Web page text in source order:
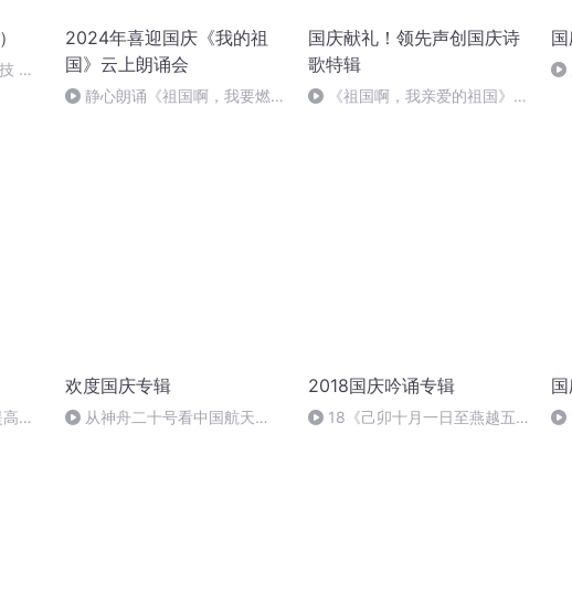
二
2024年喜迎国庆《我的祖
国》云上朗诵会
静心朗诵《祖国啊，我要燃
国庆献礼！领先声创国庆诗
歌特辑
《祖国啊，我亲爱的祖国》温
班
欢度国庆专辑
从神舟二十号看中国航天
2018国庆吟诵专辑
18《己卯十月一日至燕越五